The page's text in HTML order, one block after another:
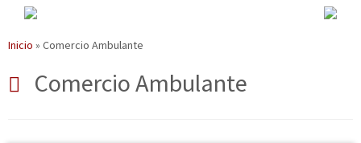
Inicio » Comercio Ambulante
Comercio Ambulante